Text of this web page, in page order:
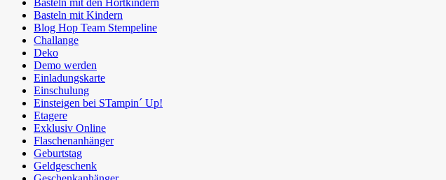
Basteln mit Kindern
Blog Hop Team Stempeline
Challange
Deko
Demo werden
Einladungskarte
Einschulung
Einsteigen bei STampin´ Up!
Etagere
Exklusiv Online
Flaschenanhänger
Geburtstag
Geldgeschenk